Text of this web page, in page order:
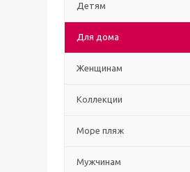
Детям
Для дома
Женщинам
Коллекции
Море пляж
Мужчинам